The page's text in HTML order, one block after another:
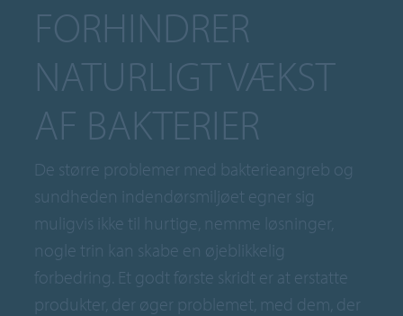
FORHINDRER
NATURLIGT VÆKST
AF BAKTERIER
De større problemer med bakterieangreb og
sundheden indendørsmiljøet egner sig
muligvis ikke til hurtige, nemme løsninger,
nogle trin kan skabe en øjeblikkelig
forbedring. Et godt første skridt er at erstatte
produkter, der øger problemet, med dem, der